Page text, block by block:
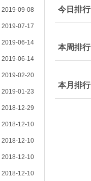
2019-09-08
2019-07-17
2019-06-14
2019-06-14
2019-02-20
2019-01-23
2018-12-29
2018-12-10
2018-12-10
2018-12-10
2018-12-10
今日排行
本周排行
本月排行